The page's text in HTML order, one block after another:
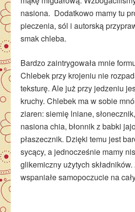
nasiona. Dodatkowo mamy tu
pieczenia, sól i autorską
smak chleba.
Bardzo zaintrygowała mnie
Chlebek przy krojeniu nie
teksturę. Ale już przy jedzeniu
kruchy. Chlebek ma w sobie
ziaren: siemię lniane,
nasiona chia, błonnik z babki
płaszecznik. Dzięki temu jest
sycący, a jednocześnie mamy
glikemiczny użytych
wspaniałe samopoczucie na